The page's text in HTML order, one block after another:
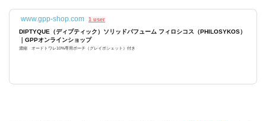
www.gpp-shop.com 1 user
DIPTYQUE（ディプティック）ソリッドパフューム フィロシコス（PHILOSYKOS）
｜GPPオンラインショップ
濃縮 オードトワレ10%専用ポーチ（グレイポシェット）付き